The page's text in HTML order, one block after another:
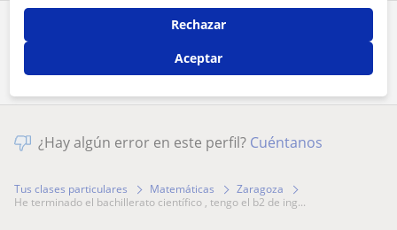
Comparte a este profesor
¿Hay algún error en este perfil? Cuéntanos
Tus clases particulares Matemáticas
Zaragoza
he terminado el bachillerato científico , tengo el b2 de ing...
Rechazar
Aceptar